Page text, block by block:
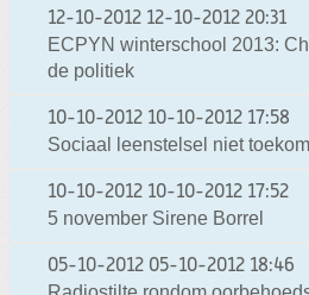
12-10-2012 12-10-2012 20:31
ECPYN winterschool 2013:
de politiek
10-10-2012 10-10-2012 17:58
Sociaal leenstelsel niet
10-10-2012 10-10-2012 17:52
5 november Sirene Borrel
05-10-2012 05-10-2012 18:46